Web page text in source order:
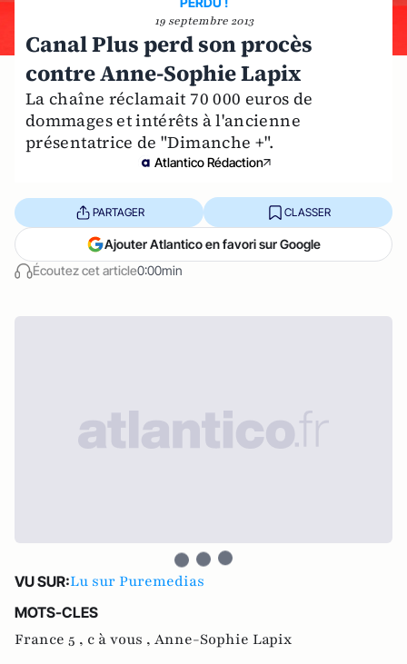
19 septembre 2013
Canal Plus perd son procès
contre Anne-Sophie Lapix
La chaîne réclamait 70 000 euros de
dommages et intérêts à l'ancienne
présentatrice de "Dimanche +".
Atlantico Rédaction
Écoutez cet article0:00min
PARTAGER CLASSER
Ajouter Atlantico en favori sur Google
VU SUR:Lu sur Puremedias
MOTS-CLES
France 5 , c à vous , Anne-Sophie Lapix